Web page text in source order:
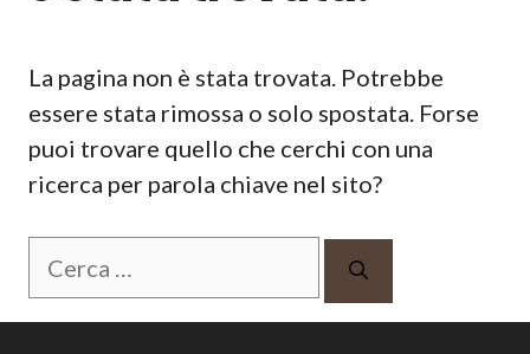
La pagina non è stata trovata. Potrebbe
essere stata rimossa o solo spostata. Forse
puoi trovare quello che cerchi con una
ricerca per parola chiave nel sito?
Ricerca